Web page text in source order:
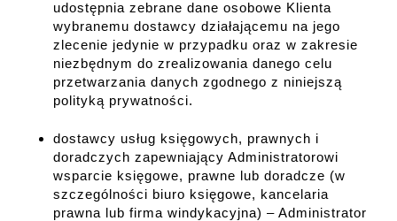
udostępnia zebrane dane osobowe Klienta
wybranemu dostawcy działającemu na jego
zlecenie jedynie w przypadku oraz w zakresie
niezbędnym do zrealizowania danego celu
przetwarzania danych zgodnego z niniejszą
polityką prywatności.
dostawcy usług księgowych, prawnych i
doradczych zapewniający Administratorowi
wsparcie księgowe, prawne lub doradcze (w
szczególności biuro księgowe, kancelaria
prawna lub firma windykacyjna) – Administrator